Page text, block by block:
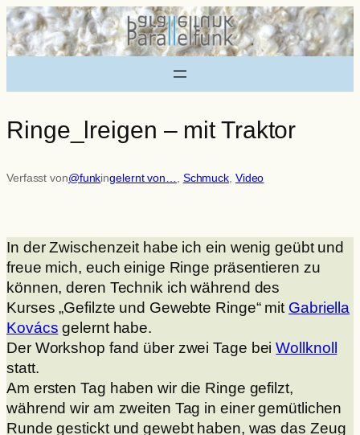
Zum
Inhalt
springen
Ringe_lreigen – mit Traktor
Verfasst von@funkingelernt von…, Schmuck, Video
In der Zwischenzeit habe ich ein wenig geübt und
freue mich, euch einige Ringe präsentieren zu
können, deren Technik ich während des
Kurses „Gefilzte und Gewebte Ringe“ mit Gabriella
Kovács gelernt habe.
Der Workshop fand über zwei Tage beiWollknoll
statt.
Am ersten Tag haben wir die Ringe gefilzt,
während wir am zweiten Tag in einer gemütlichen
Runde gestickt und gewebt haben, was das Zeug